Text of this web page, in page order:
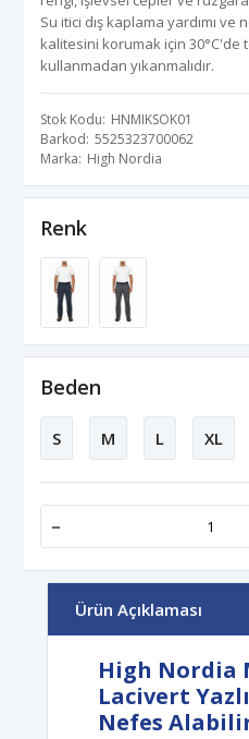
Su itici dış kaplama yardımı
kalitesini korumak için 30°C'de
kullanmadan yıkanmalıdır.
Stok Kodu HNMIKSOK01
Barkod 5525323700062
Marka High Nordia
Renk
Beden
S M L XL
-
Ürün Açıklaması
High Nordia
Lacivert
Nefes